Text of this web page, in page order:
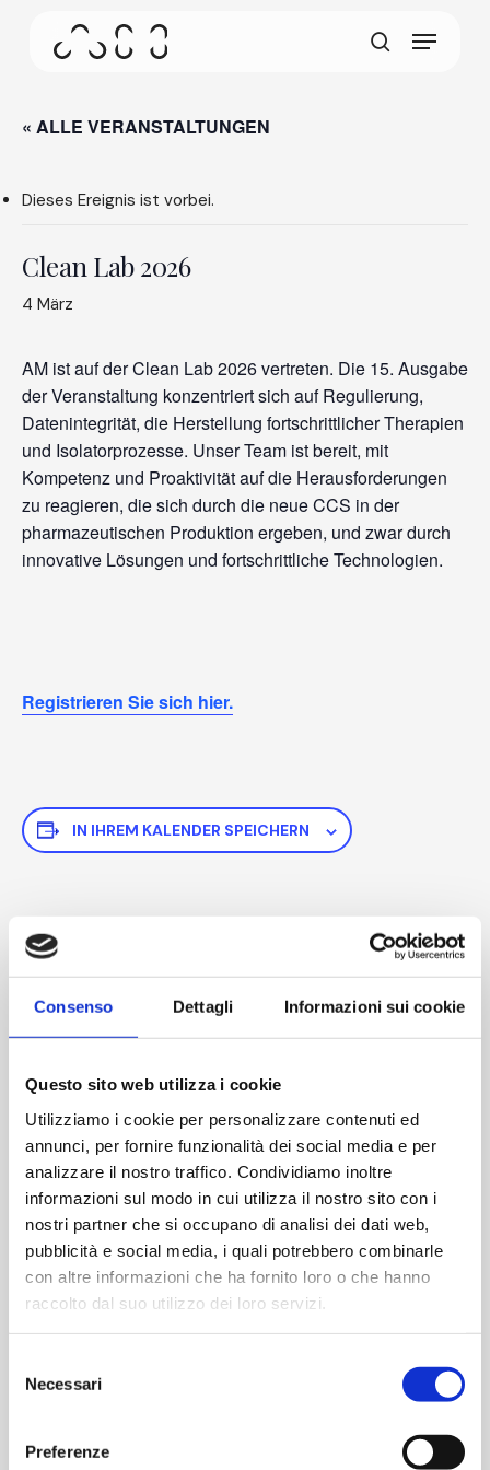
Consenso Dettagli Informazioni sui cookie
Questo sito web utilizza i cookie
Utilizziamo i cookie per personalizzare contenuti ed
annunci, per fornire funzionalità dei social media e per
analizzare il nostro traffico. Condividiamo inoltre
informazioni sul modo in cui utilizza il nostro sito con i
nostri partner che si occupano di analisi dei dati web,
pubblicità e social media, i quali potrebbero combinarle
con altre informazioni che ha fornito loro o che hanno
raccolto dal suo utilizzo dei loro servizi.
delNecessari
Preferenze
Dieser Bildschirm ermöglicht es Ihrem Gerät,
weniger Energie als nötig zu verbrauchen wenn
irgendwo auf den Bildschirm.
Hauptinhalt
springen
Menü
« ALLE VERANSTALTUNGEN
Dieses Ereignis ist vorbei.
Clean Lab 2026
4 März
AM ist auf der Clean Lab 2026 vertreten. Die 15. Ausgabe
der Veranstaltung konzentriert sich auf Regulierung,
Datenintegrität, die Herstellung fortschrittlicher Therapien
und Isolatorprozesse. Unser Team ist bereit, mit
Kompetenz und Proaktivität auf die Herausforderungen
zu reagieren, die sich durch die neue CCS in der
pharmazeutischen Produktion ergeben, und zwar durch
innovative Lösungen und fortschrittliche Technologien.
Registrieren Sie sich hier.
IN IHREM KALENDER SPEICHERN
EINZELHEITEN
Datum:
4. März
Ramada Plaza by Windham